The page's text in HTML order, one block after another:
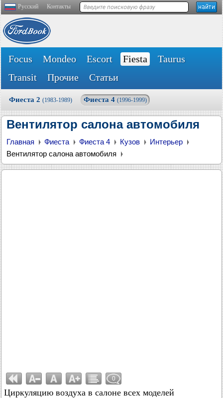
Русский Контакты
Focus Mondeo Escort Fiesta
Taurus
Transit
Прочие Статьи
Фиеста 2 (1983-1989) Фиеста 4 (1996-1999)
Вентилятор салона автомобиля
Главная Фиеста Фиеста 4 Кузов
Интерьер
Вентилятор салона автомобиля
0
Циркуляцию воздуха в салоне всех моделей